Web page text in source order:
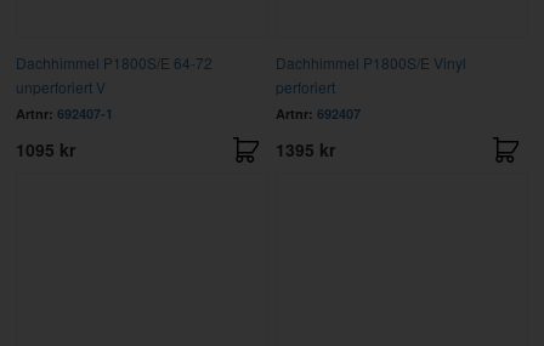
Dachhimmel P1800S/E 64-72
unperforiert V
Artnr: 692407-1
1095 kr
Dachhimmel P1800S/E Vinyl
perforiert
Artnr: 692407
1395 kr